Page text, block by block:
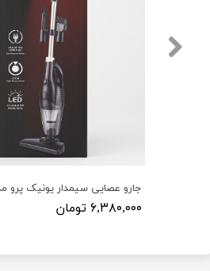
۶,۳۸۰,۰۰۰ تومان